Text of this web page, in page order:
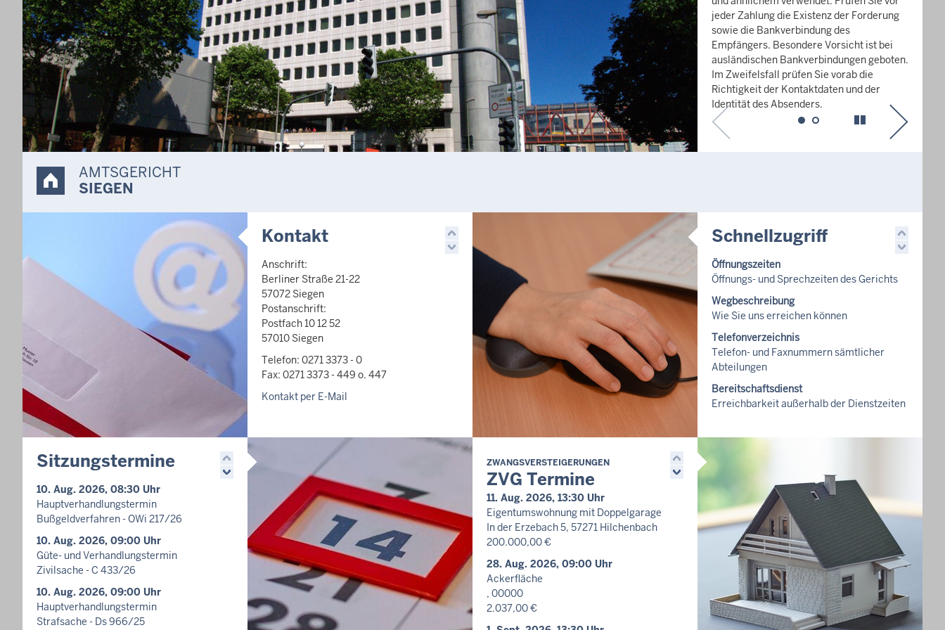
AMTSGERICHT
SIEGEN
Kontakt
Anschrift:
Berliner Straße 21-22
57072 Siegen
Postanschrift:
Postfach 10 12 52
57010 Siegen
Telefon: 0271 3373 - 0
Fax: 0271 3373 - 449 o. 447
Kontakt per E-Mail
Schnellzugriff
Öffnungszeiten
Öffnungs- und Sprechzeiten des Gerichts
Wegbeschreibung
Wie Sie uns erreichen können
Telefonverzeichnis
Telefon- und Faxnummern sämtlicher
Abteilungen
Bereitschaftsdienst
Erreichbarkeit außerhalb der Dienstzeiten
Sitzungstermine
10. Aug. 2026, 08:30 Uhr
Hauptverhandlungstermin
Bußgeldverfahren - OWi 217/26
10. Aug. 2026, 09:00 Uhr
Güte- und Verhandlungstermin
Zivilsache - C 433/26
10. Aug. 2026, 09:00 Uhr
Hauptverhandlungstermin
Strafsache - Ds 966/25
ZWANGSVERSTEIGERUNGEN
ZVG Termine
11. Aug. 2026, 13:30 Uhr
Eigentumswohnung mit Doppelgarage
In der Erzebach 5, 57271 Hilchenbach
200.000,00 €
28. Aug. 2026, 09:00 Uhr
Ackerfläche
, 00000
2.037,00 €